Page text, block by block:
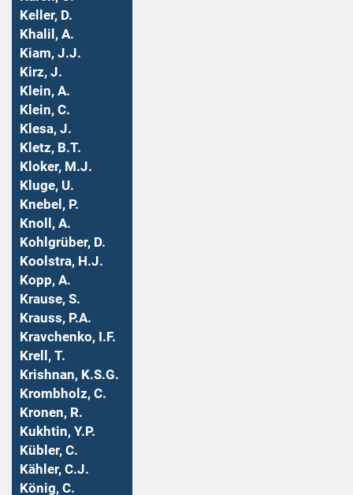
Keller, D.
Khalil, A.
Kiam, J.J.
Kirz, J.
Klein, A.
Klein, C.
Klesa, J.
Kletz, B.T.
Kloker, M.J.
Kluge, U.
Knebel, P.
Knoll, A.
Kohlgrüber, D.
Koolstra, H.J.
Kopp, A.
Krause, S.
Krauss, P.A.
Kravchenko, I.F.
Krell, T.
Krishnan, K.S.G.
Krombholz, C.
Kronen, R.
Kukhtin, Y.P.
Kübler, C.
Kähler, C.J.
König, C.